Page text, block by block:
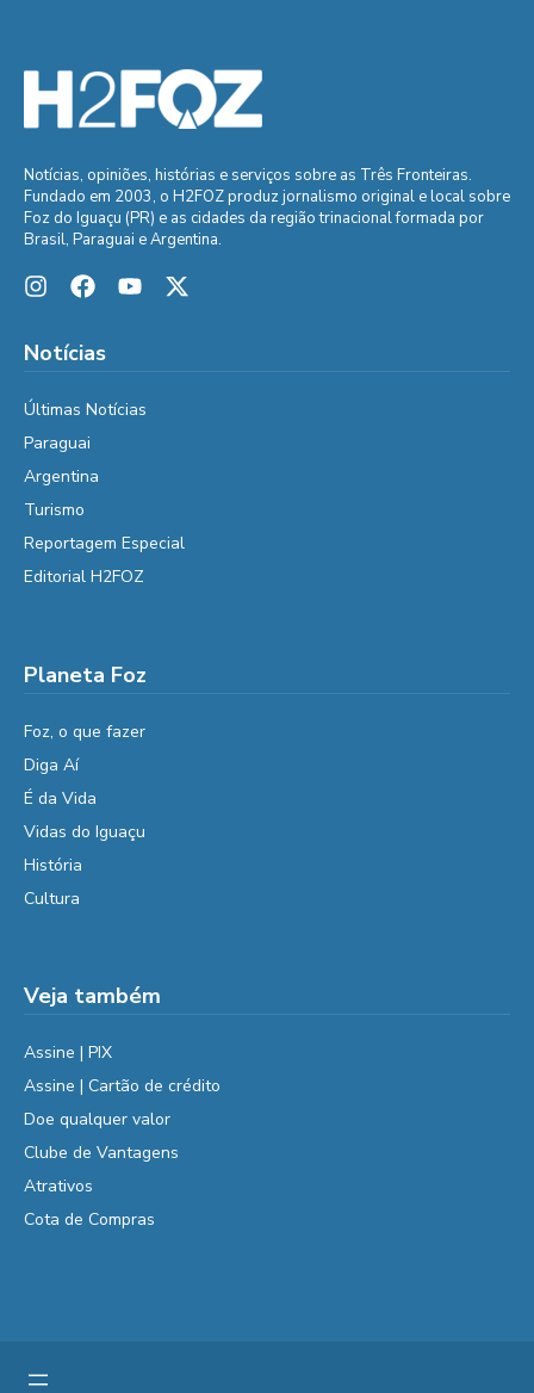
Notícias, opiniões, histórias e serviços sobre as Três Fronteiras.
Fundado em 2003, o H2FOZ produz jornalismo original e local sobre
Foz do Iguaçu (PR) e as cidades da região trinacional formada por
Brasil, Paraguai e Argentina.
Notícias
Últimas Notícias
Paraguai
Argentina
Turismo
Reportagem Especial
Editorial H2FOZ
Planeta Foz
Foz, o que fazer
Diga Aí
É da Vida
Vidas do Iguaçu
História
Cultura
Veja também
Assine | PIX
Assine | Cartão de crédito
Doe qualquer valor
Clube de Vantagens
Atrativos
Cota de Compras